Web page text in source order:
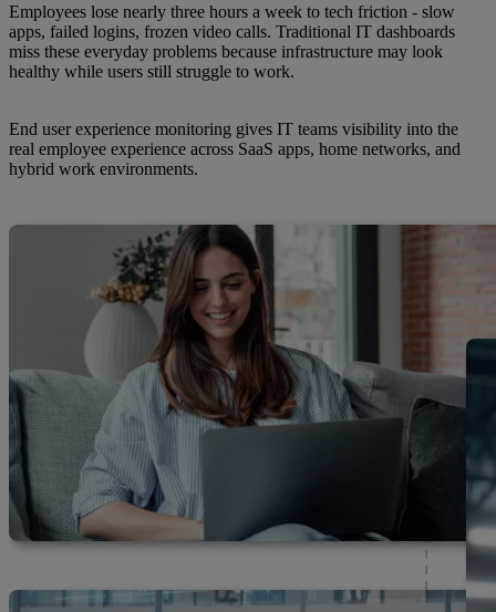
Employees lose nearly three hours a week to tech friction - slow
apps, failed logins, frozen video calls. Traditional IT dashboards
miss these everyday problems because infrastructure may look
healthy while users still struggle to work.
End user experience monitoring gives IT teams visibility into the
real employee experience across SaaS apps, home networks, and
hybrid work environments.